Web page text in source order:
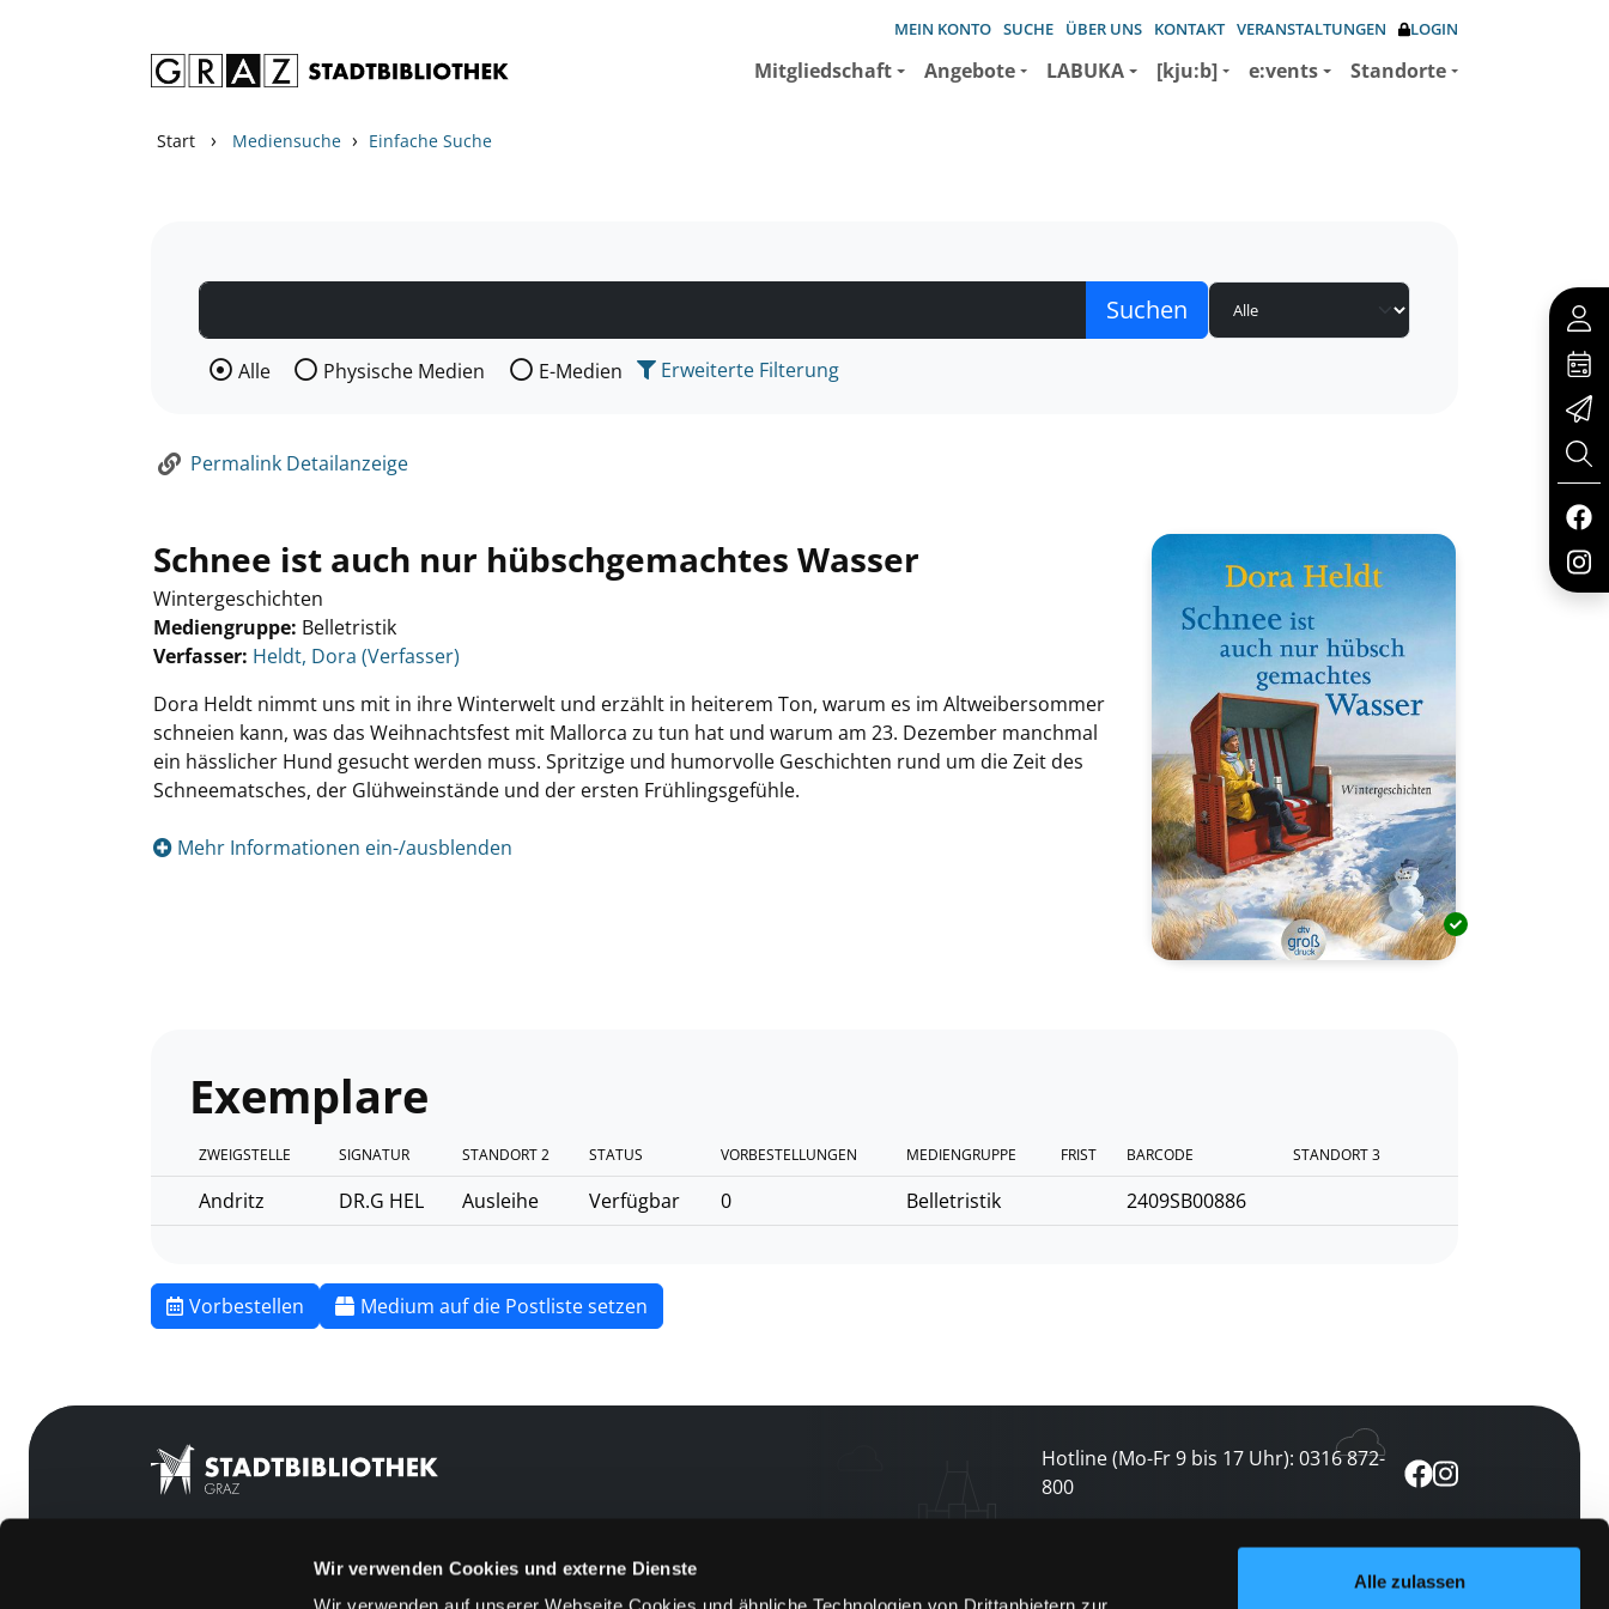
Wir verwenden Cookies und externe Dienste
Alle zulassen
MEIN KONTO SUCHE ÜBER UNS KONTAKT VERANSTALTUNGEN LOGIN
Mitgliedschaft Angebote LABUKA [kju:b] e:vents Standorte
Start › Mediensuche › Einfache Suche
Wählen Sie die Medienart nach der Sie suchen wollen.
Alle Physische Medien E-Medien Erweiterte Filterung
Permalink Detailanzeige
Schnee ist auch nur hübschgemachtes Wasser
Wintergeschichten
Mediengruppe: Belletristik
Verfasser: Suche nach diesem Verfasser
Heldt, Dora (Verfasser)
Dora Heldt nimmt uns mit in ihre Winterwelt und erzählt in heiterem Ton, warum es im Altweibersommer
schneien kann, was das Weihnachtsfest mit Mallorca zu tun hat und warum am 23. Dezember manchmal
ein hässlicher Hund gesucht werden muss. Spritzige und humorvolle Geschichten rund um die Zeit des
Schneematsches, der Glühweinstände und der ersten Frühlingsgefühle.
Mehr Informationen ein-/ausblenden
Exemplare
ZWEIGSTELLE SIGNATUR STANDORT 2 STATUS VORBESTELLUNGEN MEDIENGRUPPE FRIST BARCODE STANDORT 3
Andritz DR.G HEL Ausleihe Verfügbar 0 Belletristik 2409SB00886
Vorbestellen Medium auf die Postliste setzen
Hotline (Mo-Fr 9 bis 17 Uhr): 0316 872-
800
Feedback
Newsletter abonnieren